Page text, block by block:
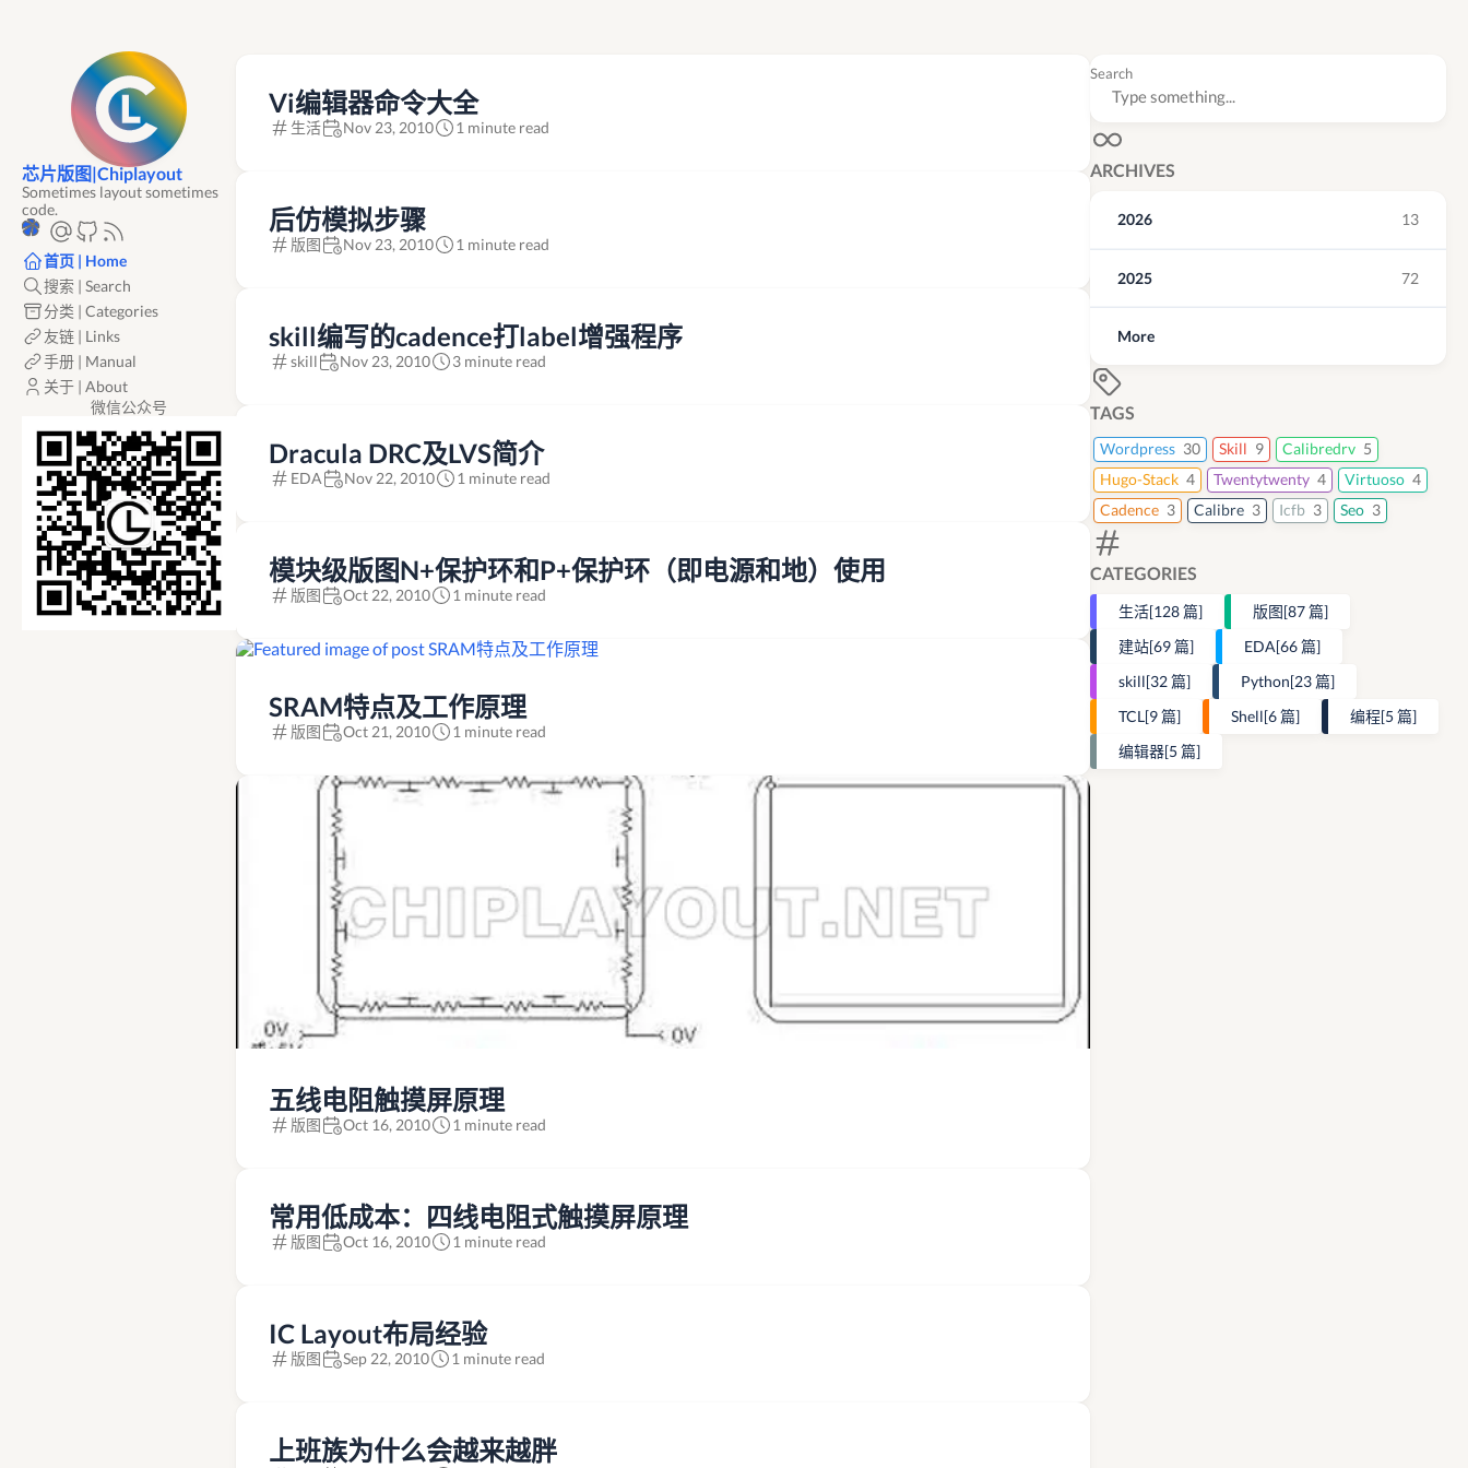
芯片版图|Chiplayout
Sometimes layout sometimes
code.
首页 | Home
搜索 | Search
分类 | Categories
友链 | Links
手册 | Manual
关于 | About
微信公众号
Search
ARCHIVES
2026 13
2025 72
More
TAGS
Wordpress 30 Skill 9 Calibredrv 5
Hugo-Stack 4 Twentytwenty 4 Virtuoso 4
Cadence 3 Calibre 3 Icfb 3 Seo 3
CATEGORIES
生活[128 篇] 版图[87 篇]
建站[69 篇] EDA[66 篇]
skill[32 篇] Python[23 篇]
TCL[9 篇] Shell[6 篇] 编程[5 篇]
编辑器[5 篇]
Vi编辑器命令大全
生活 Nov 23, 2010 1 minute read
后仿模拟步骤
版图 Nov 23, 2010 1 minute read
skill编写的cadence打label增强程序
skill Nov 23, 2010 3 minute read
Dracula DRC及LVS简介
EDA Nov 22, 2010 1 minute read
模块级版图N+保护环和P+保护环（即电源和地）使用
版图 Oct 22, 2010 1 minute read
SRAM特点及工作原理
版图 Oct 21, 2010 1 minute read
五线电阻触摸屏原理
版图 Oct 16, 2010 1 minute read
常用低成本：四线电阻式触摸屏原理
版图 Oct 16, 2010 1 minute read
IC Layout布局经验
版图 Sep 22, 2010 1 minute read
上班族为什么会越来越胖